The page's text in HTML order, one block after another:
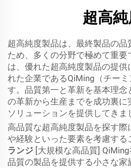
超高
超高純度製品は、最終製品の品
ため、多くの分野で極めて重要
は、優れた超高純度製品の提供
れた企業であるQiMing（チー
す。品質第一と革新を基本理念
の革新から生産までを成功裏に
ソリューションを提供してきま
高品質な超高純度製品を探す際
や経験といった要素を考慮する
ランジ [大規模な高品質]
品質の製品を提供する小さな